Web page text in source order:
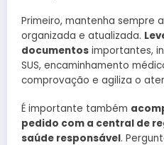
Primeiro, mantenha sempre
organizada e atualizada.
documentos importantes,
SUS, encaminhamento
comprovação e agiliza o
É importante também
pedido com a central de
saúde responsável.